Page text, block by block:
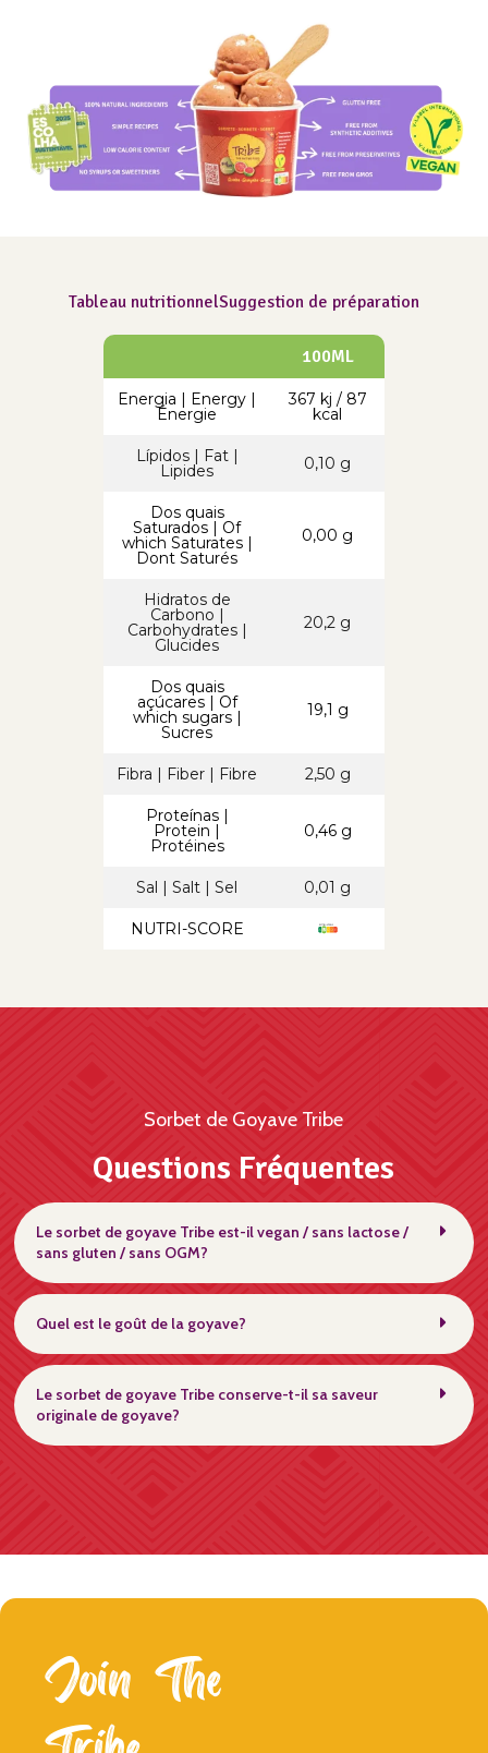
Tableau nutritionnelSuggestion de préparation
100ML
Energia | Energy |
Énergie
367 kj / 87
kcal
Lípidos | Fat |
Lipides 0,10 g
Dos quais
Saturados | Of
which Saturates |
Dont Saturés
0,00 g
Hidratos de
Carbono |
Carbohydrates |
Glucides
20,2 g
Dos quais
açúcares | Of
which sugars |
Sucres
19,1 g
Fibra | Fiber | Fibre 2,50 g
Proteínas |
Protein |
Protéines
0,46 g
Sal | Salt | Sel 0,01 g
NUTRI-SCORE
Sorbet de Goyave Tribe
Questions Fréquentes
Le sorbet de goyave Tribe est-il vegan / sans lactose /
sans gluten / sans OGM?
Quel est le goût de la goyave?
Le sorbet de goyave Tribe conserve-t-il sa saveur
originale de goyave?
Join The